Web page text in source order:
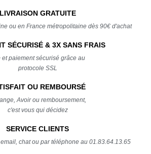
LIVRAISON GRATUITE
ou en France métropolitaine dès 90€ d'achat
SÉCURISÉ & 3X SANS FRAIS
et paiement sécurisé grâce au
protocole SSL
OU REMBOURSÉ
Avoir ou remboursement,
c'est vous qui décidez
SERVICE CLIENTS
chat ou par téléphone au 01.83.64.13.65